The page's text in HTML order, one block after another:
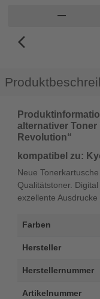
remove
arrow_back_ios_new
alternativer Toner
Revolution“
kompatibel zu:
Neue
Qualitätstoner.
exzellente
Farben
Hersteller
Herstellernummer
Artikelnummer